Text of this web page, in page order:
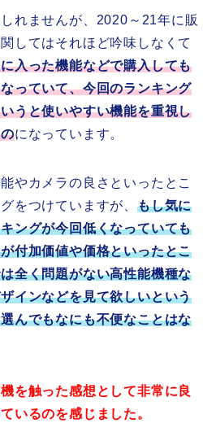
れませんが、2020～21年に販
してはそれほど吟味しなくて
入った機能などで購入しても
っていて、今回のランキング
うと使いやすい機能を重視し
になっています。
やカメラの良さといったとこ
をつけていますが、 もし気に
ングが今回低くなっていても
付加価値や価格といったとこ
全く問題がない高性能機種な
インなどを見て欲しいという
んでもなにも不便なことはな
を触った感想として非常に良
いるのを感じました。